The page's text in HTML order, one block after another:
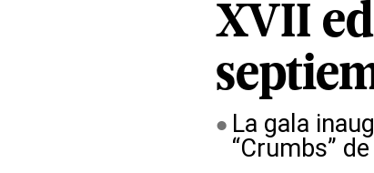
XVII
La gala
“Crumbs”